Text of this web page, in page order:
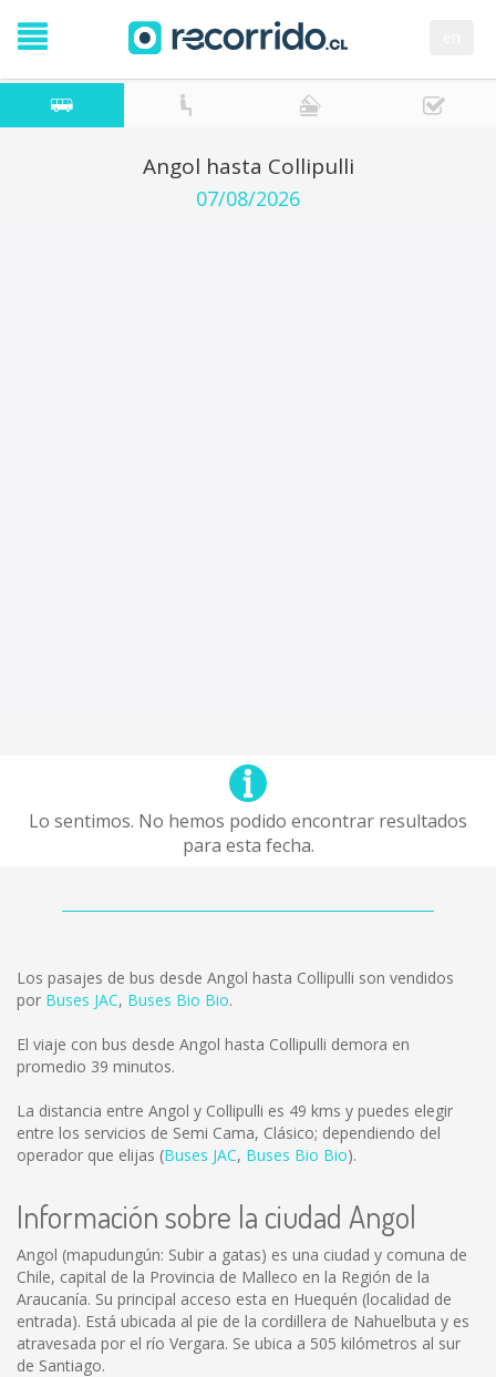
Angol hasta Collipulli
07/08/2026
Lo sentimos. No hemos podido encontrar resultados
para esta fecha.
Los pasajes de bus desde Angol hasta Collipulli son vendidos
por Buses JAC, Buses Bio Bio.
El viaje con bus desde Angol hasta Collipulli demora en
promedio 39 minutos.
La distancia entre Angol y Collipulli es 49 kms y puedes elegir
entre los servicios de Semi Cama, Clásico; dependiendo del
operador que elijas (Buses JAC, Buses Bio Bio).
Información sobre la ciudad Angol
Angol (mapudungún: Subir a gatas) es una ciudad y comuna de
Chile, capital de la Provincia de Malleco en la Región de la
Araucanía. Su principal acceso esta en Huequén (localidad de
entrada). Está ubicada al pie de la cordillera de Nahuelbuta y es
atravesada por el río Vergara. Se ubica a 505 kilómetros al sur
de Santiago.